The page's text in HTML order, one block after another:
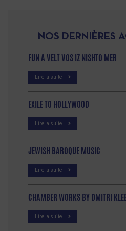
NOS DERNIÈRES
FUN A VELT VOS IZ NISHTO MER
Lire la suite
EXILE TO HOLLYWOOD
Lire la suite
JEWISH BAROQUE MUSIC
Lire la suite
CHAMBER WORKS BY DMITRI
Lire la suite